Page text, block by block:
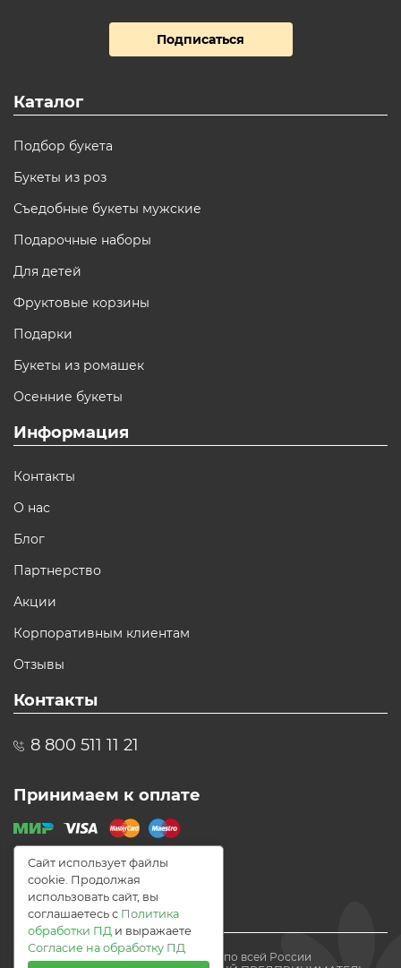
Подписаться
Каталог
Подбор букета
Букеты из роз
Съедобные букеты мужские
Подарочные наборы
Для детей
Фруктовые корзины
Подарки
Букеты из ромашек
Осенние букеты
Информация
Контакты
О нас
Блог
Партнерство
Акции
Корпоративным клиентам
Отзывы
Контакты
8 800 511 11 21
Принимаем к оплате
© 2021 Доставка цветов по всей России
Сайт использует файлы
cookie. Продолжая
использовать сайт, вы
соглашаетесь с Политика
обработки ПД и выражаете
Согласие на обработку ПД